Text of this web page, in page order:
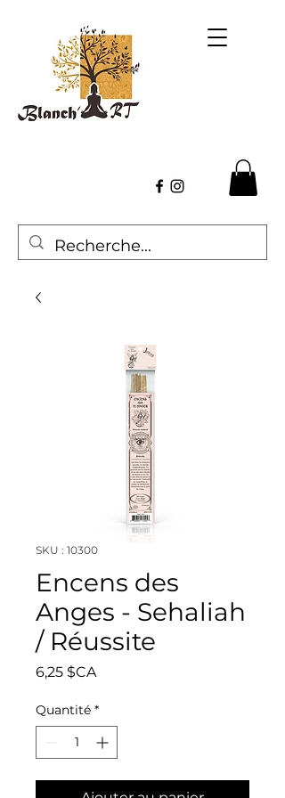
SKU : 10300
Encens des
Anges - Sehaliah
/ Réussite
6,25 $CAPrix
Quantité *